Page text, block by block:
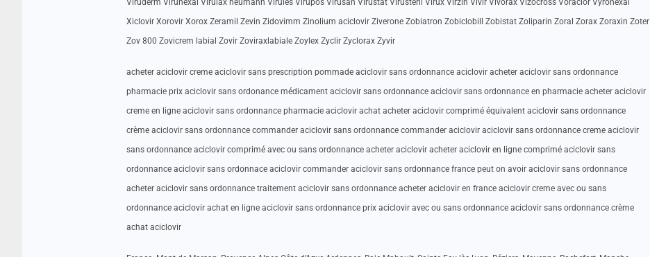
Viruderm Viruhexal Virulax heumann Virules Virupos Virusan Virustat Virusteril Virux Virzin Vivir Vivorax Vizocross Voraclor Vyrohexal
Xiclovir Xorovir Xorox Zeramil Zevin Zidovimm Zinolium aciclovir Ziverone Zobiatron Zobiclobill Zobistat Zoliparin Zoral Zorax Zoraxin Zoter
Zov 800 Zovicrem labial Zovir Zoviraxlabiale Zoylex Zyclir Zyclorax Zyvir
acheter aciclovir creme aciclovir sans prescription pommade aciclovir sans ordonnance aciclovir acheter aciclovir sans ordonnance
pharmacie prix aciclovir sans ordonance médicament aciclovir sans ordonnance aciclovir sans ordonnance en pharmacie acheter aciclovir
creme en ligne aciclovir sans ordonnance pharmacie aciclovir achat acheter aciclovir comprimé équivalent aciclovir sans ordonnance
crème aciclovir sans ordonnance commander aciclovir sans ordonnance commander aciclovir aciclovir sans ordonnance creme aciclovir
sans ordonnance aciclovir comprimé avec ou sans ordonnance acheter aciclovir acheter aciclovir en ligne comprimé aciclovir sans
ordonnance aciclovir sans ordonnace aciclovir commander aciclovir sans ordonnance france peut on avoir aciclovir sans ordonnance
acheter aciclovir sans ordonnance traitement aciclovir sans ordonnance acheter aciclovir en france aciclovir creme avec ou sans
ordonnance aciclovir achat en ligne aciclovir sans ordonnance prix aciclovir avec ou sans ordonnance aciclovir sans ordonnance crème
achat aciclovir